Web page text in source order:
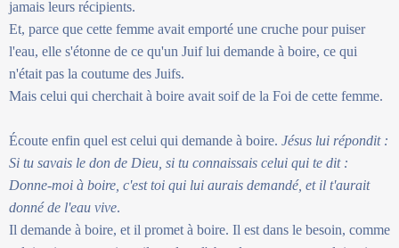
jamais leurs récipients.
Et, parce que cette femme avait emporté une cruche pour puiser
l'eau, elle s'étonne de ce qu'un Juif lui demande à boire, ce qui
n'était pas la coutume des Juifs.
Mais celui qui cherchait à boire avait soif de la Foi de cette femme.
Écoute enfin quel est celui qui demande à boire. Jésus lui répondit :
Si tu savais le don de Dieu, si tu connaissais celui qui te dit :
Donne-moi à boire, c'est toi qui lui aurais demandé, et il t'aurait
donné de l'eau vive.
Il demande à boire, et il promet à boire. Il est dans le besoin, comme